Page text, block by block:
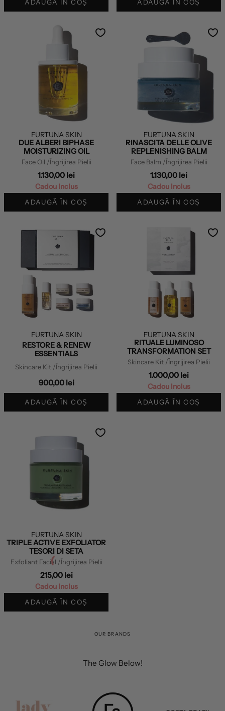
ADAUGĂ ÎN COȘ ADAUGĂ ÎN COȘ
FURTUNA SKIN
DUE ALBERI BIPHASE
MOISTURIZING OIL
Face Oil /Îngrijirea Pielii
1.130,00 lei
Cadou Inclus
ADAUGĂ ÎN COȘ
FURTUNA SKIN
RINASCITA DELLE OLIVE
REPLENISHING BALM
Face Balm /Îngrijirea Pielii
1.130,00 lei
Cadou Inclus
ADAUGĂ ÎN COȘ
FURTUNA SKIN
RESTORE & RENEW
ESSENTIALS
Skincare Kit /Îngrijirea Pielii
900,00 lei
ADAUGĂ ÎN COȘ
FURTUNA SKIN
RITUALE LUMINOSO
TRANSFORMATION SET
Skincare Kit /Îngrijirea Pielii
1.000,00 lei
Cadou Inclus
ADAUGĂ ÎN COȘ
FURTUNA SKIN
TRIPLE ACTIVE EXFOLIATOR
TESORI DI SETA
Exfoliant Facial /Îngrijirea Pielii
215,00 lei
Cadou Inclus
ADAUGĂ ÎN COȘ
OUR BRANDS
The Glow Below!